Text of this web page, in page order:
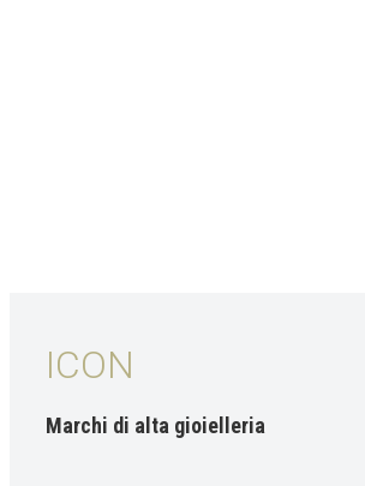
ICON
Marchi di alta gioielleria